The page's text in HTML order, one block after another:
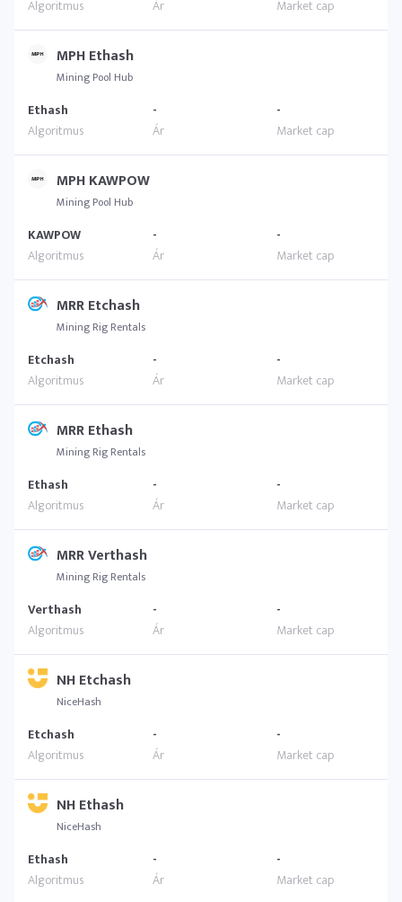
MPH Ethash
Mining Pool Hub
Ethash - -
MPH KAWPOW
Mining Pool Hub
KAWPOW - -
MRR Etchash
Mining Rig Rentals
Etchash - -
MRR Ethash
Mining Rig Rentals
Ethash - -
MRR Verthash
Mining Rig Rentals
Verthash - -
NH Etchash
NiceHash
Etchash - -
NH Ethash
NiceHash
Ethash - -